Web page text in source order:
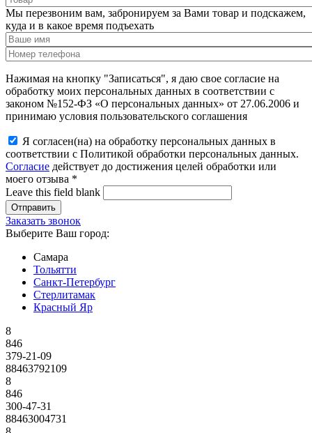
Мы перезвоним вам, забронируем за Вами товар и подскажем,
куда и в какое время подъехать
Нажимая на кнопку "Записаться", я даю свое согласие на
обработку моих персональных данных в соответствии с
законом №152-ФЗ «О персональных данных» от 27.06.2006 и
принимаю условия пользовательского соглашения
Я согласен(на) на обработку персональных данных в
соответствии с Политикой обработки персональных данных.
Согласие действует до достижения целей обработки или
моего отзыва *
Leave this field blank
Заказать звонок
Выберите Ваш город:
Самара
Тольятти
Санкт-Петербург
Стерлитамак
Красный Яр
8
846
379-21-09
88463792109
8
846
300-47-31
88463004731